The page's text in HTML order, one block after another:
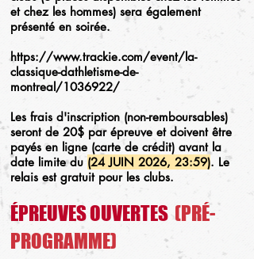
et chez les hommes) sera également
présenté en soirée.
https://www.trackie.com/event/la-
classique-dathletisme-de-
montreal/1036922/
Les frais d'inscription (non-remboursables)
seront de 20$ par épreuve et doivent être
payés en ligne (carte de crédit) avant la
date limite du (24 JUIN 2026, 23:59). Le
relais est gratuit pour les clubs.
ÉPREUVES OUVERTES (PRÉ-
PROGRAMME)